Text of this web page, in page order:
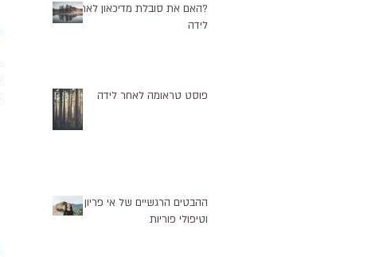
?האם את סובלת מדיכאון לאחר
לידה
פוסט טראומה לאחר לידה
ההבטים הרגשיים של אי פריון
וטיפולי פוריות